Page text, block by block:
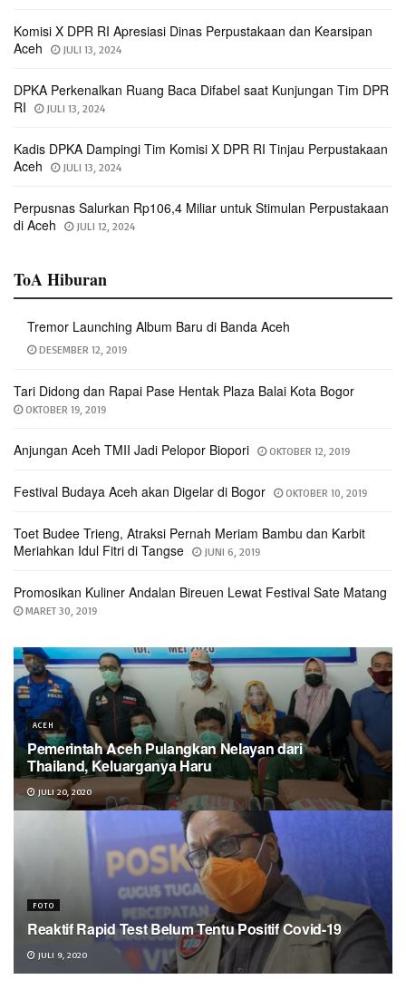
Komisi X DPR RI Apresiasi Dinas Perpustakaan dan Kearsipan
Aceh
JULI 13, 2024
DPKA Perkenalkan Ruang Baca Difabel saat Kunjungan Tim DPR
RI
JULI 13, 2024
Kadis DPKA Dampingi Tim Komisi X DPR RI Tinjau Perpustakaan
Aceh
JULI 13, 2024
Perpusnas Salurkan Rp106,4 Miliar untuk Stimulan Perpustakaan
di Aceh
JULI 12, 2024
ToA Hiburan
Tremor Launching Album Baru di Banda Aceh
DESEMBER 12, 2019
Tari Didong dan Rapai Pase Hentak Plaza Balai Kota Bogor
OKTOBER 19, 2019
Anjungan Aceh TMII Jadi Pelopor Biopori OKTOBER 12, 2019
Festival Budaya Aceh akan Digelar di Bogor OKTOBER 10, 2019
Toet Budee Trieng, Atraksi Pernah Meriam Bambu dan Karbit
Meriahkan Idul Fitri di Tangse
JUNI 6, 2019
Promosikan Kuliner Andalan Bireuen Lewat Festival Sate Matang
MARET 30, 2019
ACEH
Pemerintah Aceh Pulangkan Nelayan dari
Thailand, Keluarganya Haru
JULI 20, 2020
FOTO
Reaktif Rapid Test Belum Tentu Positif Covid-19
JULI 9, 2020